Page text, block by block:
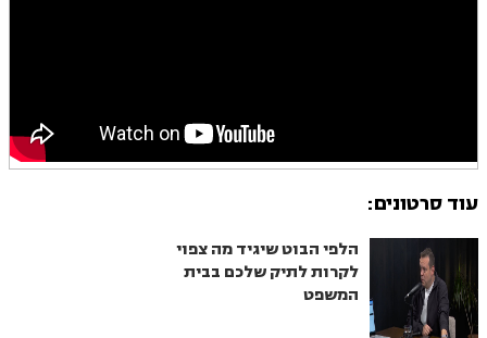
עוד סרטונים:
הלפי הבוט שיגיד מה צפוי
לקרות לתיק שלכם בבית
המשפט